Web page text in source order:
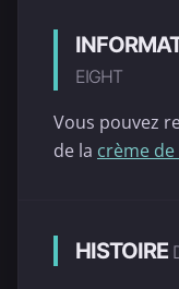
EIGHT
Vous pouvez
de la crème de
HISTOIRE